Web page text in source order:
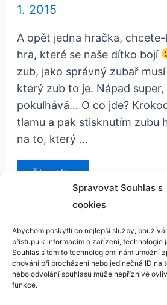
Spravovat Souhlas s
cookies
Abychom poskytli co nejlepší služby,
přístupu k informacím o zařízení, technologie
Souhlas s těmito technologiemi nám umožní
chování při procházení nebo jedinečná ID na
nebo odvolání souhlasu může nepříznivě
funkce.
1. 2015
A opět jedna hračka,
hra, které se naše dítko bojí
zub, jako správný zubař
který zub to je. Nápad
pokulhává… O co jde?
tlamu a pak stisknutím zubu
na to, který …
Krokodýlí
(Crocodile
Číst dál »
Kontakt
GDPR